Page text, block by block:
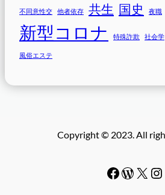
不同意性交 他者依存 共生 国史 夜職
新型コロナ 特殊詐欺 社会学
風俗エステ
Copyright © 2023. All
Facebook WordPress # Instagram